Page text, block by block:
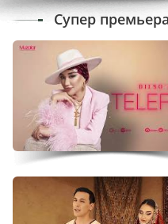
Супер премьера